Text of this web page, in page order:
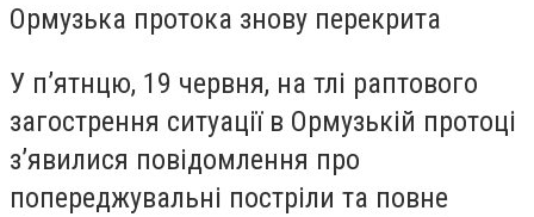
Ормузька протока знову перекрита
У п’ятнцю, 19 червня, на тлі раптового
загострення ситуації в Ормузькій протоці
з’явилися повідомлення про
попереджувальні постріли та повне